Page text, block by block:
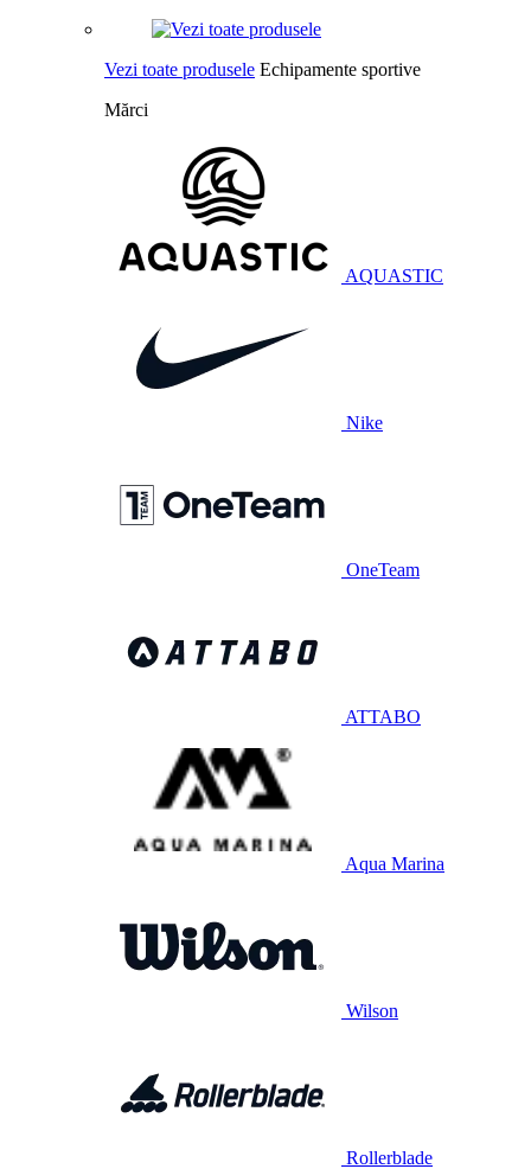
Vezi toate produsele Echipamente sportive
Mărci
AQUASTIC
Nike
OneTeam
ATTABO
Aqua Marina
Wilson
Rollerblade